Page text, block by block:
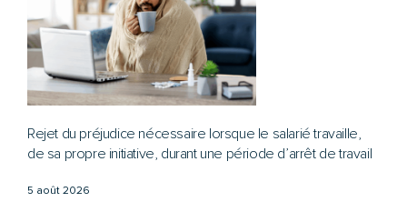
Rejet du préjudice nécessaire lorsque le salarié travaille,
de sa propre initiative, durant une période d’arrêt de travail
5 août 2026